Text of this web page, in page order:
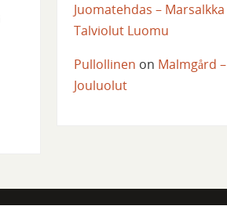
Juomatehdas – Marsalkka
Talviolut Luomu
Pullollinen on Malmgård –
Jouluolut